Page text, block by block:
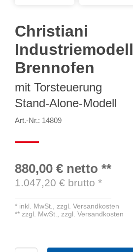
Christiani
Industriemodell
Brennofen
mit Torsteuerung
Stand-Alone-Modell
Art.-Nr.: 14809
880,00 € netto **
1.047,20 € brutto *
* inkl. MwSt., zzgl. Versandkosten
** zzgl. MwSt., zzgl. Versandkosten